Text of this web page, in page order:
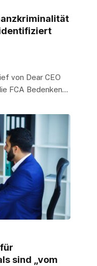
von Dear CEO
FCA Bedenken…
sind „vom